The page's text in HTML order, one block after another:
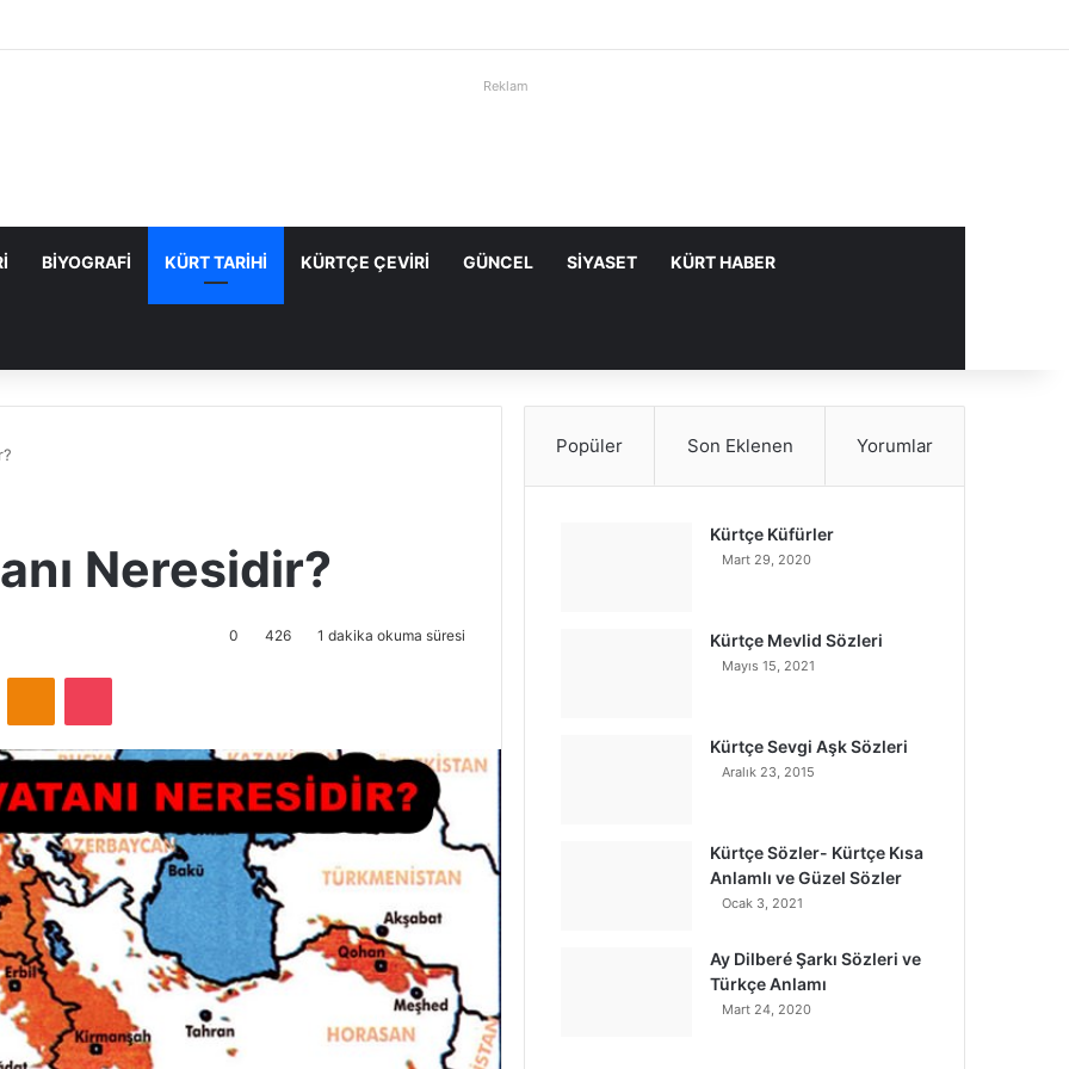
Reklam
BIYOGRAFI KÜRT TARIHI KÜRTÇE ÇEVIRI GÜNCEL SIYASET KÜRT HABER
Neresidir?
0 426 1 dakika okuma süresi
Popüler Son Eklenen Yorumlar
Kürtçe Küfürler
Mart 29, 2020
Kürtçe Mevlid Sözleri
Mayıs 15, 2021
Kürtçe Sevgi Aşk Sözleri
Aralık 23, 2015
Kürtçe Sözler- Kürtçe Kısa
Anlamlı ve Güzel Sözler
Ocak 3, 2021
Ay Dilberé Şarkı Sözleri ve
Türkçe Anlamı
Mart 24, 2020